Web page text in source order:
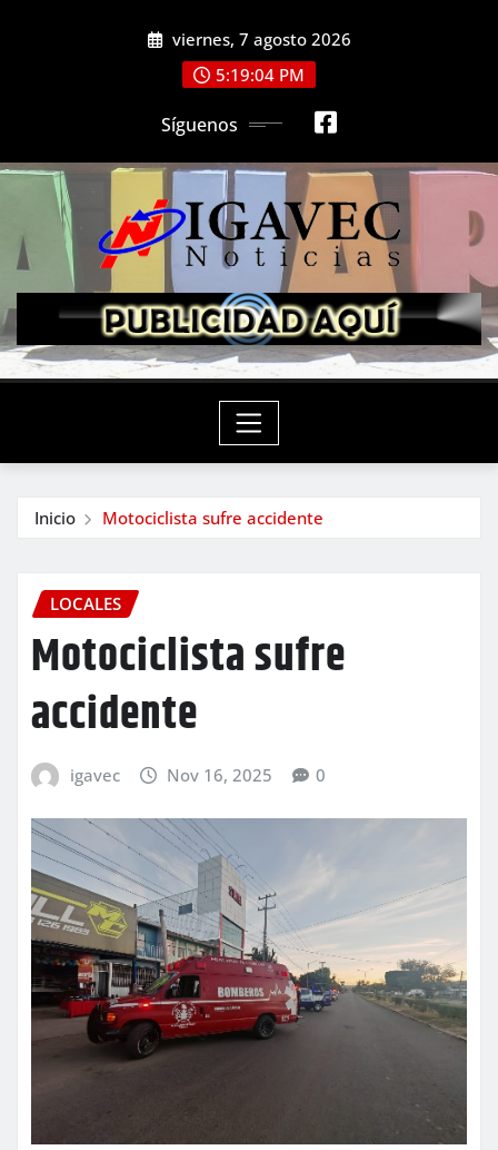
viernes, 7 agosto 2026
5:19:06 PM
Síguenos
Inicio Motociclista sufre accidente
LOCALES
Motociclista sufre
accidente
igavec Nov 16, 2025 0